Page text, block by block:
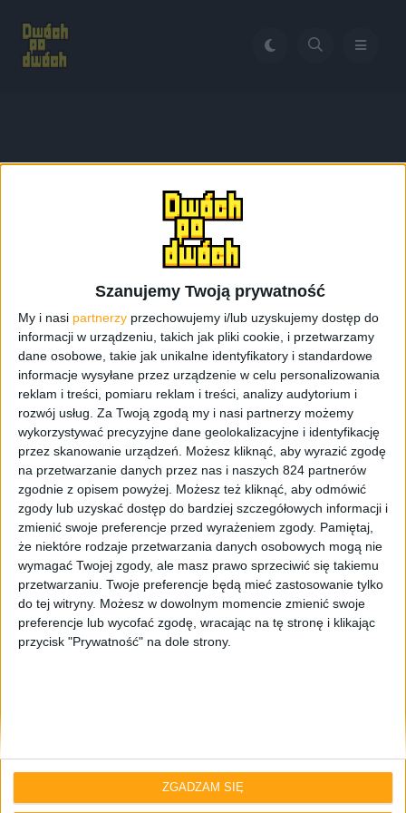
Szanujemy Twoją prywatność
My i nasi partnerzy przechowujemy i/lub uzyskujemy dostęp do
informacji w urządzeniu, takich jak pliki cookie, i przetwarzamy
dane osobowe, takie jak unikalne identyfikatory i standardowe
informacje wysyłane przez urządzenie w celu personalizowania
reklam i treści, pomiaru reklam i treści, analizy audytorium i
rozwój usług. Za Twoją zgodą my i nasi partnerzy możemy
wykorzystywać precyzyjne dane geolokalizacyjne i identyfikację
przez skanowanie urządzeń. Możesz kliknąć, aby wyrazić zgodę
na przetwarzanie danych przez nas i naszych 824 partnerów
zgodnie z opisem powyżej. Możesz też kliknąć, aby odmówić
zgody lub uzyskać dostęp do bardziej szczegółowych informacji i
zmienić swoje preferencje przed wyrażeniem zgody. Pamiętaj,
że niektóre rodzaje przetwarzania danych osobowych mogą nie
wymagać Twojej zgody, ale masz prawo sprzeciwić się takiemu
przetwarzaniu. Twoje preferencje będą mieć zastosowanie tylko
do tej witryny. Możesz w dowolnym momencie zmienić swoje
preferencje lub wycofać zgodę, wracając na tę stronę i klikając
przycisk "Prywatność" na dole strony.
ZGADZAM SIĘ
RetroSfera 2025
Odcinki podcastu
Secret Service i prasa komputerowa w
Polsce – Odcinek #127